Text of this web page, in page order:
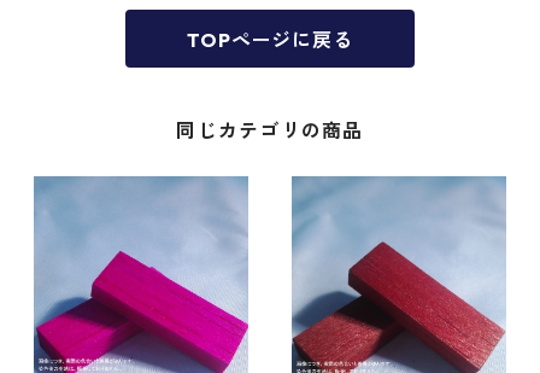
TOPページに戻る
同じカテゴリの商品